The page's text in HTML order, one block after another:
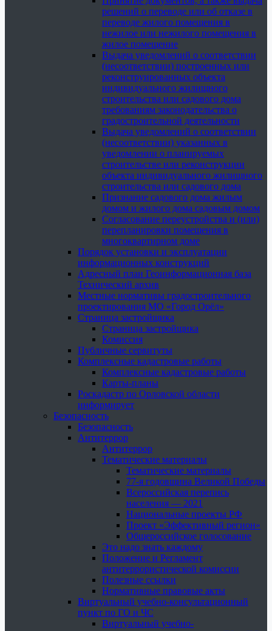
решений о переводе или об отказе в
переводе жилого помещения в
нежилое или нежилого помещения в
жилое помещение
Выдача уведомлений о соответствии
(несоответствии) построенных или
реконструированных объекта
индивидуального жилищного
строительства или садового дома
требованиям законодательства о
градостроительной деятельности
Выдача уведомлений о соответствии
(несоответствии) указанных в
уведомлении о планируемых
строительстве или реконструкции
объекта индивидуального жилищного
строительства или садового дома
Признание садового дома жилым
домом и жилого дома садовым домом
Согласование переустройства и (или)
перепланировки помещения в
многоквартирном доме
Порядок установки и эксплуатации
информационных конструкций
Адресный план Геоинформационная база
Технический архив
Местные нормативы градостроительного
проектирования МО «Город Орёл»
Страница застройщика
Страница застройщика
Комиссия
Публичные сервитуты
Комплексные кадастровые работы
Комплексные кадастровые работы
Карты-планы
Роскадастр по Орловской области
информирует
Безопасность
Безопасность
Антитеррор
Антитеррор
Тематические материалы
Тематические материалы
77-я годовщина Великой Победы
Всероссийская перепись
населения — 2021
Национальные проекты РФ
Проект «Эффективный регион»
Общероссийское голосование
Это надо знать каждому
Положение и Регламент
антитеррористической комиссии
Полезные ссылки
Нормативные правовые акты
Виртуальный учебно-консультационный
пункт по ГО и ЧС
Виртуальный учебно-